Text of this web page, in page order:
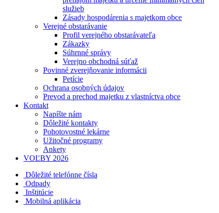
služieb
Zásady hospodárenia s majetkom obce
Verejné obstarávanie
Profil verejného obstarávateľa
Zákazky
Súhrnné správy
Verejno obchodná súťaž
Povinné zverejňovanie informácii
Petície
Ochrana osobných údajov
Prevod a prechod majetku z vlastníctva obce
Kontakt
Napíšte nám
Dôležité kontakty
Pohotovostné lekárne
Užitočné programy
Ankety
VOĽBY 2026
Dôležité telefónne čísla
Odpady
Inštitúcie
Mobilná aplikácia